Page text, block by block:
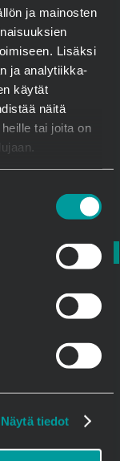
ja mainosten
Lisäksi
ja analytiikka-
käytät
näitä
tai joita on
Näytä tiedot